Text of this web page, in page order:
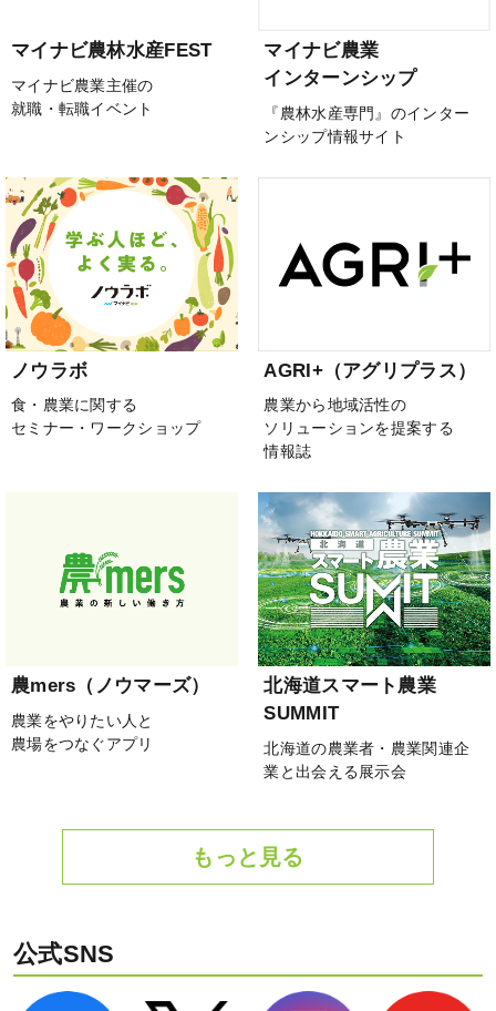
マイナビ農林水産FEST
マイナビ農業主催の
就職・転職イベント
マイナビ農業
インターンシップ
『農林水産専門』のインター
ンシップ情報サイト
ノウラボ
食・農業に関する
セミナー・ワークショップ
AGRI+（アグリプラス）
農業から地域活性の
ソリューションを提案する
情報誌
農mers（ノウマーズ）
農業をやりたい人と
農場をつなぐアプリ
北海道スマート農業
SUMMIT
北海道の農業者・農業関連企
業と出会える展示会
もっと見る
公式SNS